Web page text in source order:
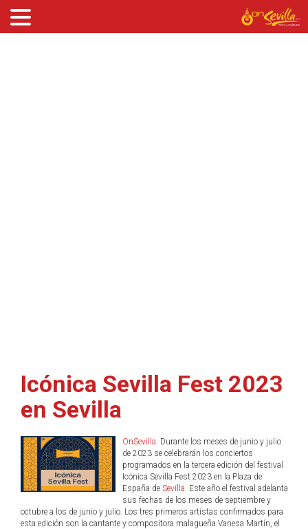
Icónica Sevilla Fest 2023
en Sevilla
OnSevilla. Durante los meses de junio y julio
de 2023 se celebrarán los conciertos
programados en la tercera edición del festival
Icónica Sevilla Fest 2023 en la Plaza de
España de Sevilla. Este año el festival adelanta
sus fechas de los meses de septiembre y
octubre a los de junio y julio. Los tres primeros artistas confirmados para
esta edición son la cantante y compositora malagueña Vanesa Martín, el